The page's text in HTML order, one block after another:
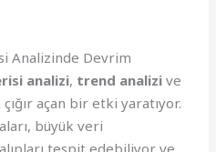
Analizinde Devrim
analizi, trend analizi ve
açan bir etki yaratıyor.
büyük veri
tespit edebiliyor ve